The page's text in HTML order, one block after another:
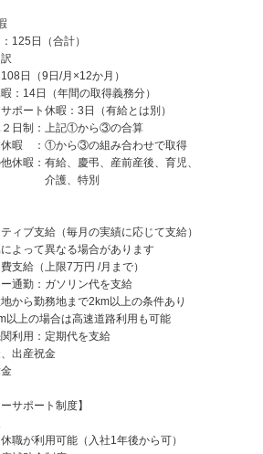
125日（合計）
日（9日/月×12か月）
：14日（年間の取得義務分）
ポート休暇：3日（有給とは別）
制：上記①から③の合算
：①から③の組み合わせで取得
暇：有給、慶弔、産前産後、育児、
、特別
ティブ支給（毎月の実績に応じて支給）
って異なる場合があります
支給（上限7万円 /月まで）
通勤：ガソリン代を支給
ら勤務地まで2km以上の条件あり
の場合は高速道路利用も可能
利用：定期代を支給
、出産祝金
サポート制度】
職が利用可能（入社1年後から可）